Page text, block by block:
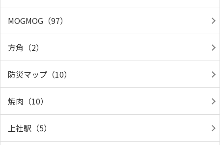
MOGMOG（97）
方角（2）
防災マップ（10）
焼肉（10）
上社駅（5）